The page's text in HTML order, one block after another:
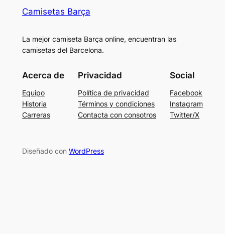
Camisetas Barça
La mejor camiseta Barça online, encuentran las
camisetas del Barcelona.
Acerca de
Equipo
Historia
Carreras
Privacidad
Política de privacidad
Términos y condiciones
Contacta con consotros
Social
Facebook
Instagram
Twitter/X
Diseñado con WordPress